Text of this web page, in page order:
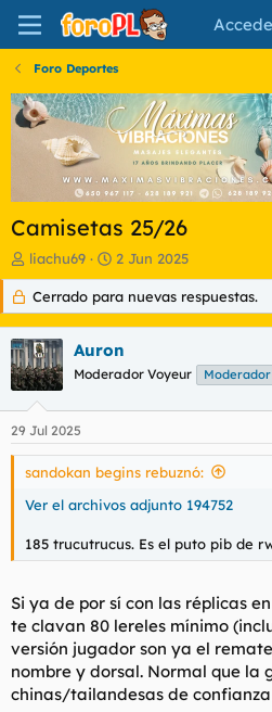
Foro Deportes
Camisetas 25/26
I
n
c
i
a
d
o
r
d
e
l
e
a
liachu69
F
e
c
h
d
e
n
c
i
2 Jun 2025
Cerrado para nuevas respuestas.
Auron
Moderador Voyeur Moderador
29 Jul 2025
sandokan begins rebuznó:
Ver el archivos adjunto 194752
185 trucutrucus. Es el puto pib de
Si ya de por sí con las réplicas
te clavan 80 lereles mínimo
versión jugador son ya el
nombre y dorsal. Normal que la
chinas/tailandesas de